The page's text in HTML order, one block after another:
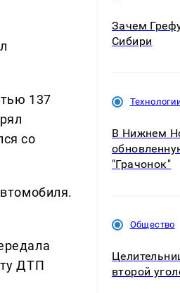
137
со
ДТП
Зачем
Сибири
В Нижнем
"Грачонок"
Общество
второй